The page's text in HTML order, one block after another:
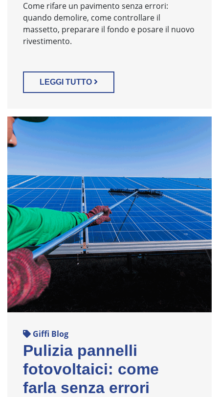
Come rifare un pavimento senza errori:
quando demolire, come controllare il
massetto, preparare il fondo e posare il nuovo
rivestimento.
LEGGI TUTTO
Giffi Blog
Pulizia pannelli
fotovoltaici: come
farla senza errori